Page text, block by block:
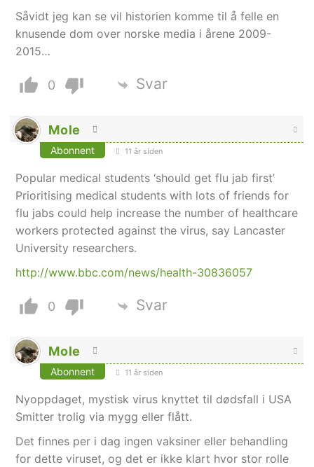
Såvidt jeg kan se vil historien komme til å felle en
knusende dom over norske media i årene 2009-
2015…
0 Svar
Mole
Abonnent 11 år siden
Popular medical students ‘should get flu jab first’
Prioritising medical students with lots of friends for
flu jabs could help increase the number of healthcare
workers protected against the virus, say Lancaster
University researchers.
http://www.bbc.com/news/health-30836057
0 Svar
Mole
Abonnent 11 år siden
Nyoppdaget, mystisk virus knyttet til dødsfall i USA
Smitter trolig via mygg eller flått.
Det finnes per i dag ingen vaksiner eller behandling
for dette viruset, og det er ikke klart hvor stor rolle